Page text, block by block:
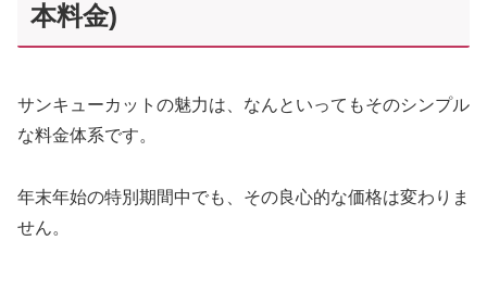
本料金)
サンキューカットの魅力は、なんといってもそのシンプル
な料金体系です。
年末年始の特別期間中でも、その良心的な価格は変わりま
せん。